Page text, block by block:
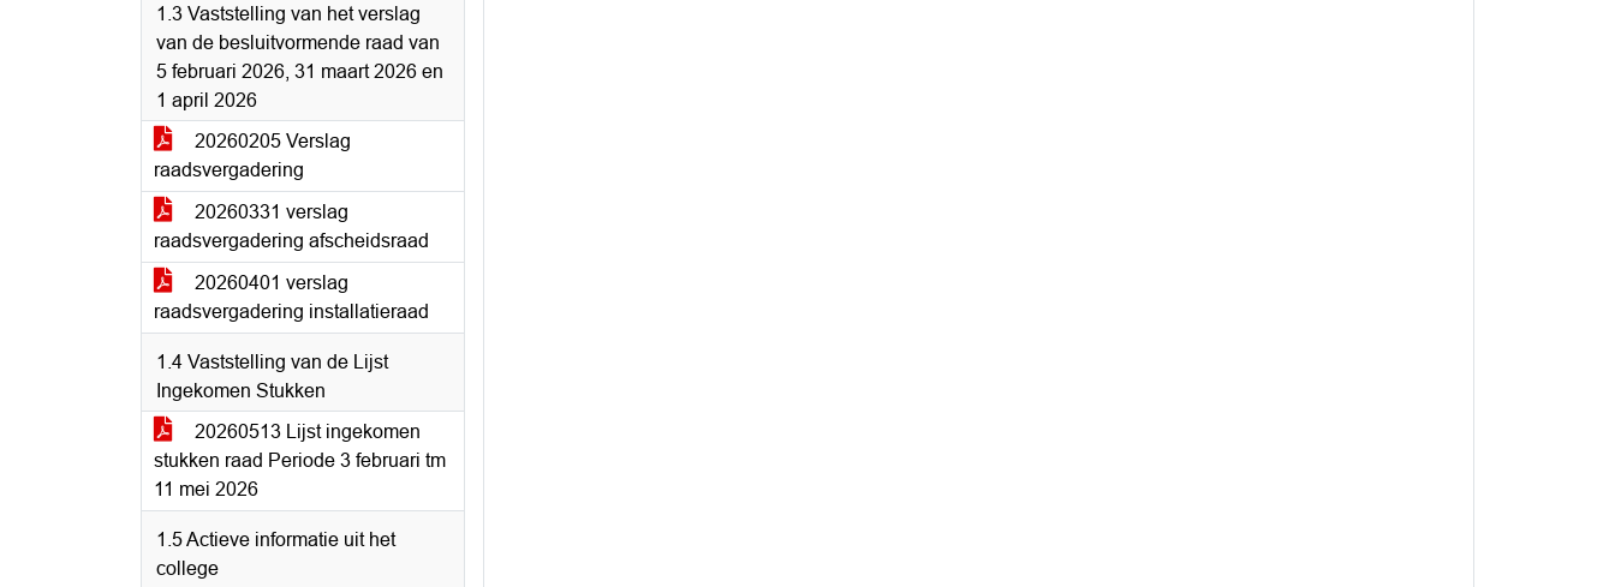
1.3 Vaststelling van het verslag
van de besluitvormende raad van
5 februari 2026, 31 maart 2026 en
1 april 2026
20260205 Verslag
raadsvergadering
20260331 verslag
raadsvergadering afscheidsraad
20260401 verslag
raadsvergadering installatieraad
1.4 Vaststelling van de Lijst
Ingekomen Stukken
20260513 Lijst ingekomen
stukken raad Periode 3 februari tm
11 mei 2026
1.5 Actieve informatie uit het
college